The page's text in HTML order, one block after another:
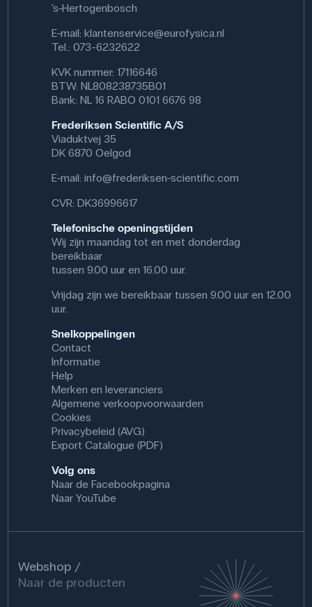
's-Hertogenbosch
E-mail:klantenservice@eurofysica.nl
Tel.: 073-6232622
KVK nummer: 17116646
BTW: NL808238735B01
Bank: NL 16 RABO 0101 6676 98
Frederiksen Scientific A/S
Viaduktvej 35
DK 6870 Oelgod
E-mail:info@frederiksen-scientific.com
CVR: DK36996617
Telefonische openingstijden
Wij zijn maandag tot en met donderdag
bereikbaar
tussen 9.00 uur en 16.00 uur.
Vrijdag zijn we bereikbaar tussen 9.00 uur en 12.00
uur.
Snelkoppelingen
Contact
Informatie
Help
Merken en leveranciers
Algemene verkoopvoorwaarden
Cookies
Privacybeleid (AVG)
Export Catalogue (PDF)
Volg ons
Naar de Facebookpagina
Naar YouTube
Webshop
Naar de producten